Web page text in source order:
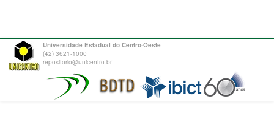
Universidade Estadual do Centro-Oeste
(42) 3621-1000
repositorio@unicentro.br